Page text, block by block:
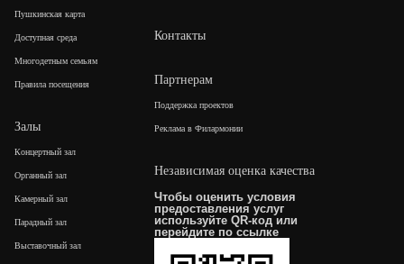
Пушкинская карта
Доступная среда
Многодетным семьям
Правила посещения
Залы
Концертный зал
Органный зал
Камерный зал
Парадный зал
Выставочный зал
Контакты
Партнерам
Поддержка проектов
Реклама в Филармонии
Независимая оценка качества
Чтобы оценить условия
предоставления услуг
используйте QR-код или
перейдите по ссылке